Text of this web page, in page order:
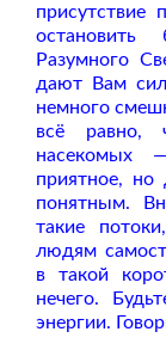
остановить
Разумного
дают Вам
немного
всё равно,
насекомых
приятное, но
понятным.
такие
людям
в такой
нечего.
энергии.